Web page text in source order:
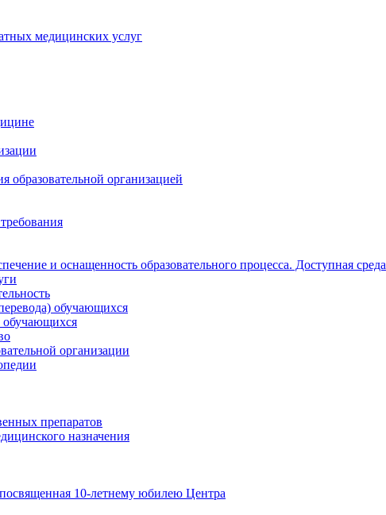
медицинских услуг
образовательной организацией
и оснащенность образовательного процесса. Доступная среда
обучающихся
организации
препаратов
назначения
10-летнему юбилею Центра